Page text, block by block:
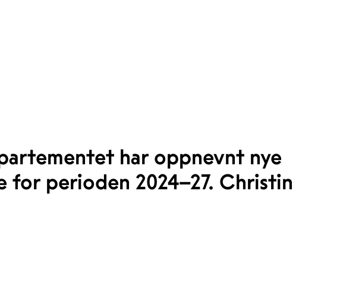
har oppnevnt nye
for perioden 2024–27. Christin